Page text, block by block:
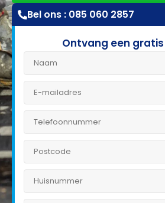
Bel ons : 085 060 2857
Ontvang een